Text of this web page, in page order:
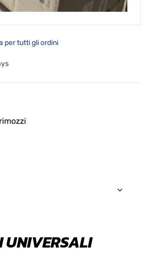
per tutti gli ordini
UNIVERSALI